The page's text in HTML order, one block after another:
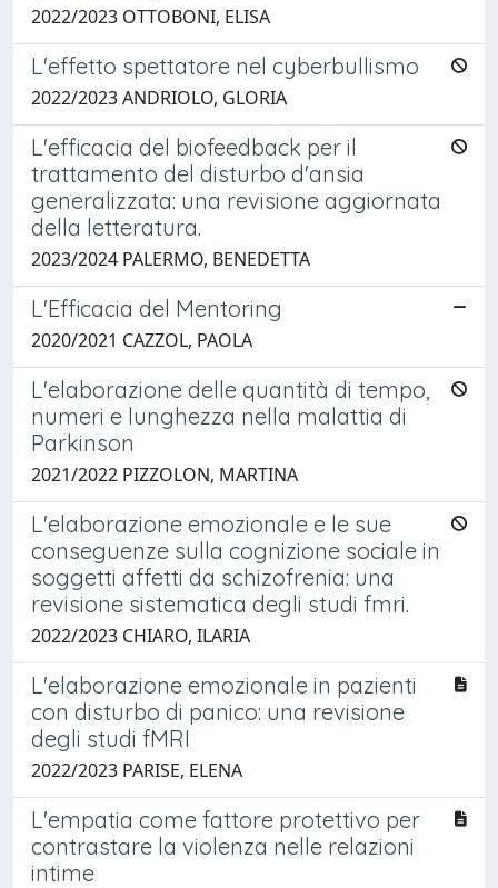
2022/2023 OTTOBONI, ELISA
L'effetto spettatore nel cyberbullismo
2022/2023 ANDRIOLO, GLORIA
L'efficacia del biofeedback per il
trattamento del disturbo d'ansia
generalizzata: una revisione aggiornata
della letteratura.
2023/2024 PALERMO, BENEDETTA
L'Efficacia del Mentoring
2020/2021 CAZZOL, PAOLA
L'elaborazione delle quantità di tempo,
numeri e lunghezza nella malattia di
Parkinson
2021/2022 PIZZOLON, MARTINA
L'elaborazione emozionale e le sue
conseguenze sulla cognizione sociale in
soggetti affetti da schizofrenia: una
revisione sistematica degli studi fmri.
2022/2023 CHIARO, ILARIA
L'elaborazione emozionale in pazienti
con disturbo di panico: una revisione
degli studi fMRI
2022/2023 PARISE, ELENA
L'empatia come fattore protettivo per
contrastare la violenza nelle relazioni
intime